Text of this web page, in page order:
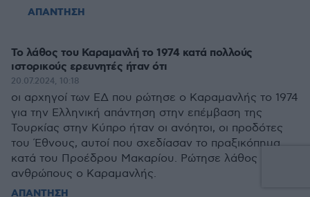
ΑΠΑΝΤΗΣΗ
Το λάθος του Καραμανλή το 1974 κατά πολλούς
ιστορικούς ερευνητές ήταν ότι
20.07.2024, 10:18
οι αρχηγοί των ΕΔ που ρώτησε ο Καραμανλής το 1974
για την Ελληνική απάντηση στην επέμβαση της
Τουρκίας στην Κύπρο ήταν οι ανόητοι, οι προδότες
του Έθνους, αυτοί που σχεδίασαν το πραξικόπημα
κατά του Προέδρου Μακαρίου. Ρώτησε λάθος
ανθρώπους ο Καραμανλής.
ΑΠΑΝΤΗΣΗ